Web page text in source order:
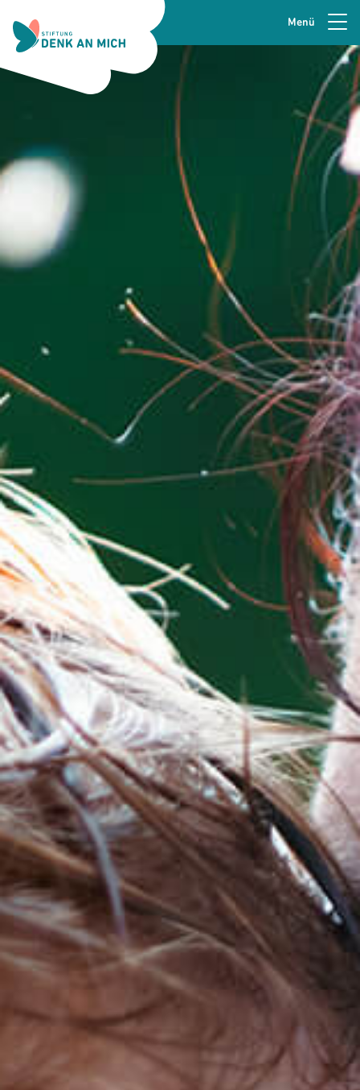
Zur Navigation springen
Zum Hauptinhalt springen
Seitenkopfzeile
Menü